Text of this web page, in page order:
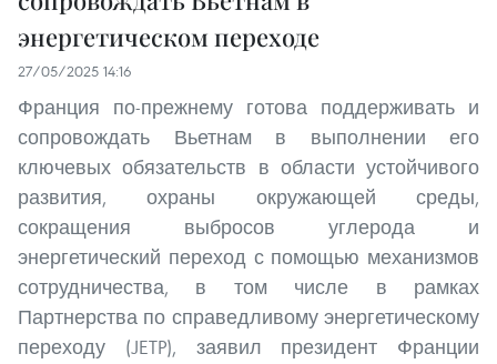
энергетическом переходе
27/05/2025 14:16
Франция по-прежнему готова поддерживать и
сопровождать Вьетнам в выполнении его
ключевых обязательств в области устойчивого
развития, охраны окружающей среды,
сокращения выбросов углерода и
энергетический переход с помощью механизмов
сотрудничества, в том числе в рамках
Партнерства по справедливому энергетическому
переходу (JETP), заявил президент Франции